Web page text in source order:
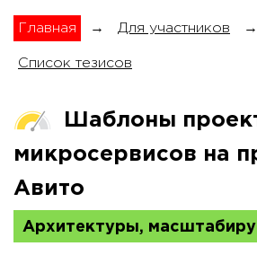
Главная → Для участников →
Список тезисов
Шаблоны
микросервисов на
Авито
Архитектуры,